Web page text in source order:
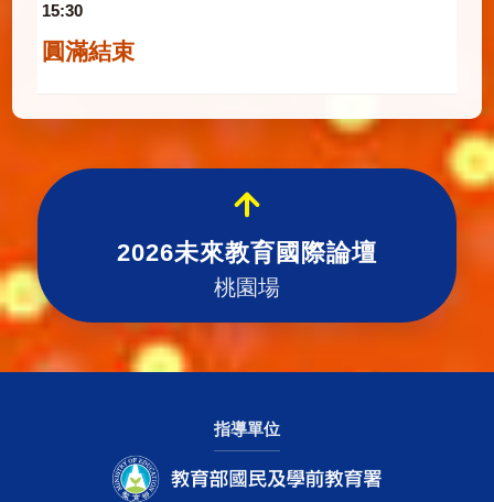
15:30
圓滿結束
2026未來教育國際論壇
桃園場
指導單位